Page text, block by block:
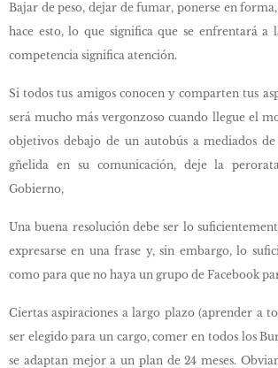
Bajar de peso, dejar de fumar, ponerse en
hace esto, lo que significa que se enfrentará a
competencia significa atención.
Si todos tus amigos conocen y comparten tus
será mucho más vergonzoso cuando llegue el
objetivos debajo de un autobús a mediados
gñelida en su comunicación, deje la
Gobierno,
Una buena resolución debe ser lo
expresarse en una frase y, sin embargo, lo
como para que no haya un grupo de Facebook
Ciertas aspiraciones a largo plazo (aprender a
ser elegido para un cargo, comer en todos los
se adaptan mejor a un plan de 24 meses.